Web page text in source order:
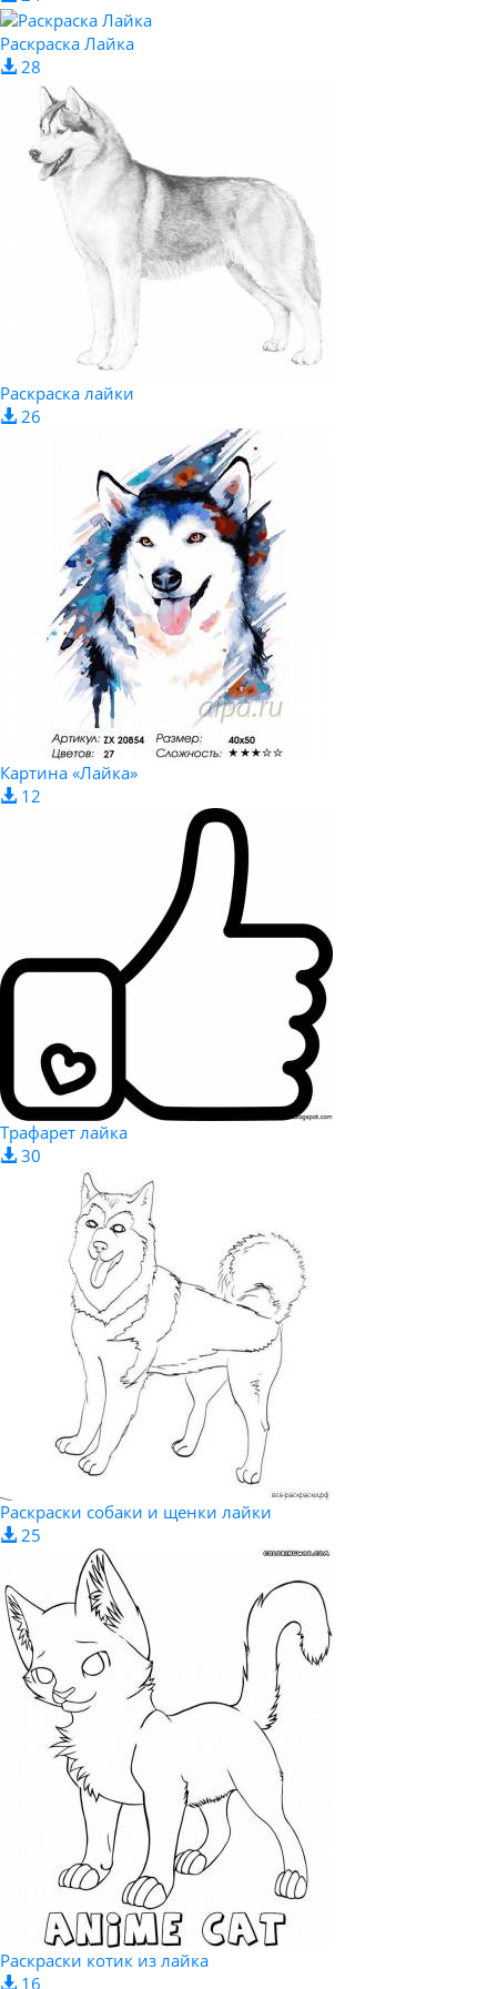
Раскраска Лайка
28
Раскраска лайки
26
Картина «Лайка»
12
Трафарет лайка
30
Раскраски собаки и щенки лайки
25
Раскраски котик из лайка
16